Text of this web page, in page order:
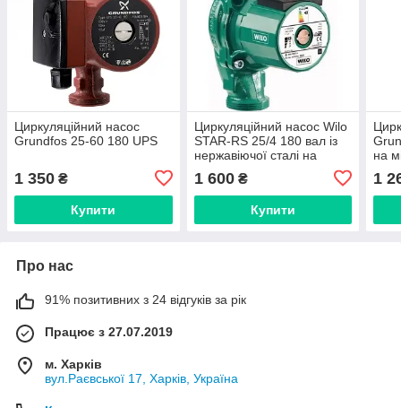
Циркуляційний насос
Grundfos 25-60 180 UPS
1 350 ₴
Купити
Циркуляційний насос Wilo
STAR-RS 25/4 180 вал із
нержавіючої сталі на
1 600₴
Купити
на
1
Про нас
91% позитивних з 24 відгуків за рік
Працює з 27.07.2019
м. Харків
вул.Раєвської 17, Харків, Україна